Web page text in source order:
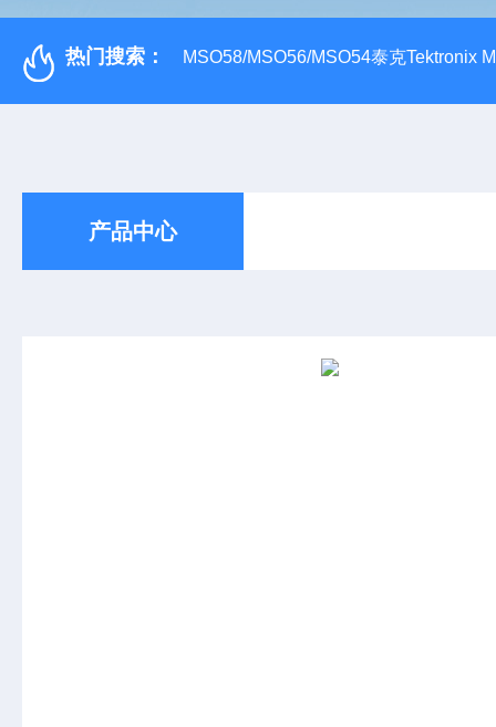
热门搜索： MSO58/MSO56/MSO54泰克Tektronix
产品中心